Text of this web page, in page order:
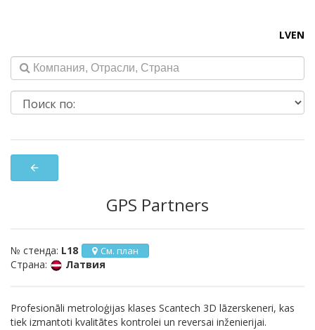
LVEN
arrow_back
GPS Partners
№ стенда: L18 См. план
Страна: Латвия
Profesionāli metroloģijas klases Scantech 3D lāzerskeneri, kas
tiek izmantoti kvalitātes kontrolei un reversai inženierijai.